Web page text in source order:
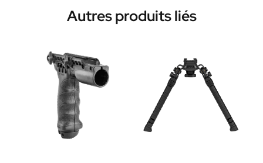
Autres produits liés